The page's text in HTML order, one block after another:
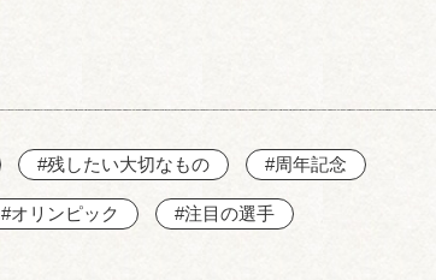
#残したい大切なもの #周年記念
#オリンピック #注目の選手